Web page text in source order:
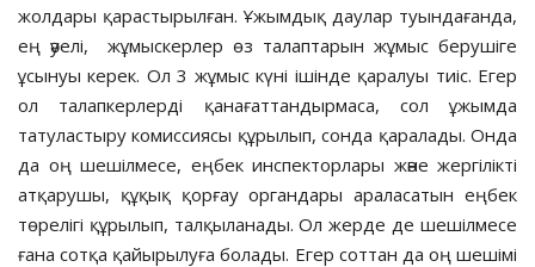
жолдары қарастырылған. Ұжымдық даулар туындағанда,
ең әуелі, жұмыскерлер өз талаптарын жұмыс берушіге
ұсынуы керек. Ол 3 жұмыс күні ішінде қаралуы тиіс. Егер
ол талапкерлерді қанағаттандырмаса, сол ұжымда
татуластыру комиссиясы құрылып, сонда қаралады. Онда
да оң шешілмесе, еңбек инспекторлары және жергілікті
атқарушы, құқық қорғау органдары араласатын еңбек
төрелігі құрылып, талқыланады. Ол жерде де шешілмесе
ғана сотқа қайырылуға болады. Егер соттан да оң шешімі